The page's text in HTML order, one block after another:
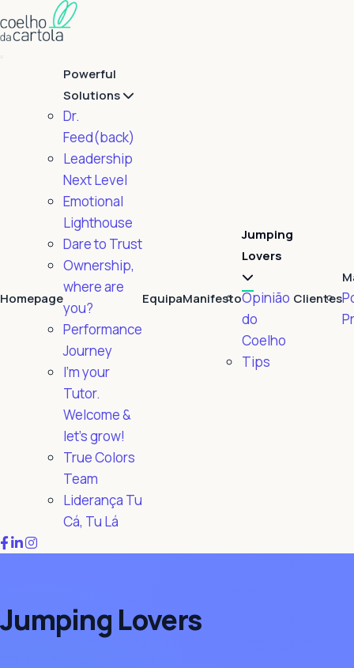
Homepage
Powerful
Solutions
Dr.
Feed(back)
Leadership
Next Level
Emotional
Lighthouse
Dare to Trust
Ownership,
where are
you?
Performance
Journey
I'm your
Tutor.
Welcome &
let's grow!
True Colors
Team
Liderança Tu
Cá, Tu Lá
EquipaManifesto
Jumping
Lovers
Opinião
do
Coelho
Tips
Clientes
Jumping Lovers